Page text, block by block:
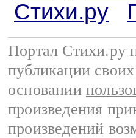
Стихи.ру
Портал Стихи.ру
публикации
основании
произведения
произведений